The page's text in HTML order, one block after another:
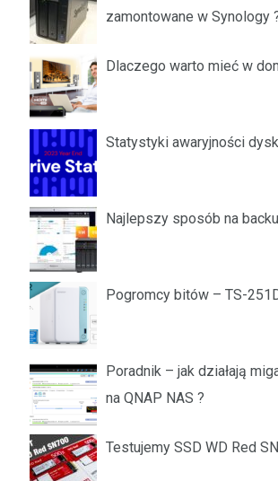
zamontowane w Synology
Dlaczego warto mieć w
Statystyki awaryjności
Najlepszy sposób na
Pogromcy bitów – TS-
Poradnik – jak działają
na QNAP NAS ?
Testujemy SSD WD Red